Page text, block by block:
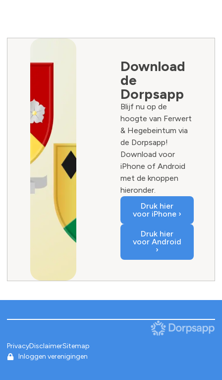
Download
de
Dorpsapp
Blijf nu op de
hoogte van Ferwert
& Hegebeintum via
de Dorpsapp!
Download voor
iPhone of Android
met de knoppen
hieronder.
Druk hier
voor iPhone ›
Druk hier
voor Android
›
PrivacyDisclaimerSitemap
Inloggen verenigingen